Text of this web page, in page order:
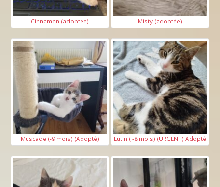
Cinnamon (adoptée) Misty (adoptée)
Muscade (-9 mois) (Adopté) Lutin ( -8 mois) (URGENT) Adopté